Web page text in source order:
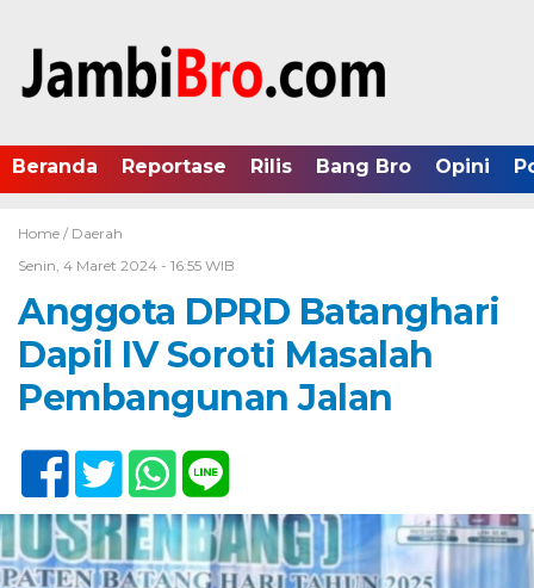
Beranda Reportase Rilis Bang Bro Opini
Home / Daerah
Senin, 4 Maret 2024 - 16:55 WIB
Anggota DPRD Batanghari
Dapil IV Soroti Masalah
Pembangunan Jalan